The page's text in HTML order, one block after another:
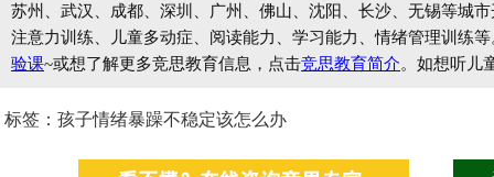
苏州、武汉、成都、深圳、广州、佛山、沈阳、长沙、无锡等城
注意力训练、儿童多动症、阅读能力、学习能力、情绪管理训练
验课~或想了解更多竞思教育信息，点击竞思教育简介。如想听儿
标签：孩子情绪暴躁不稳定该怎么办